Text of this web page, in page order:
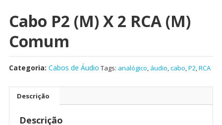
Cabo P2 (m) X 2 RCA (M)
Comum
Categoria: Cabos de Áudio Tags: analógico, áudio,cabo,P2,RCA
Descrição
Descrição